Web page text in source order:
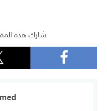
شارك هذه